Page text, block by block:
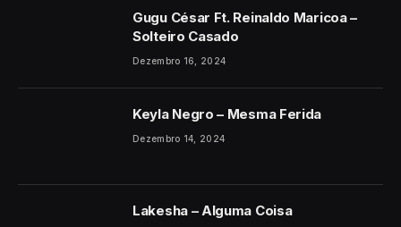
Gugu César Ft. Reinaldo Maricoa –
Solteiro Casado
Dezembro 16, 2024
Keyla Negro – Mesma Ferida
Dezembro 14, 2024
Lakesha – Alguma Coisa